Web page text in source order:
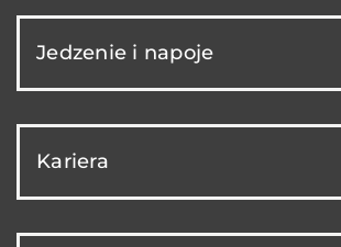
Jedzenie i napoje
Kariera